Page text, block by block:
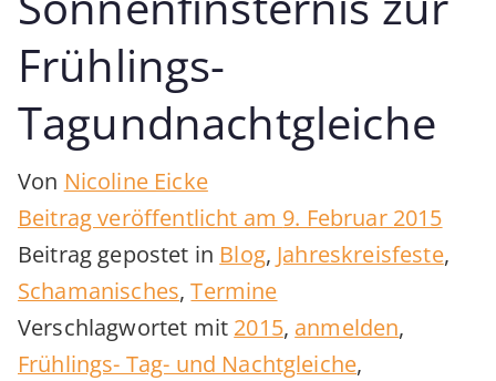
Frühlings-
Tagundnachtgleiche
Von Nicoline Eicke
Beitrag veröffentlicht am 9. Februar 2015
Beitrag gepostet in Blog, Jahreskreisfeste,
Schamanisches,Termine
Verschlagwortet mit 2015, anmelden,
Frühlings- Tag- und Nachtgleiche,